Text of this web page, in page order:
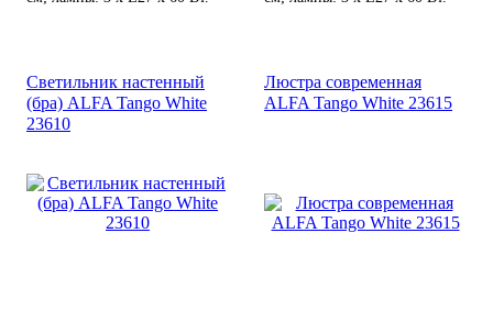
Светильник настенный
(бра) ALFA Tango White
23610
Люстра современная
ALFA Tango White 23615